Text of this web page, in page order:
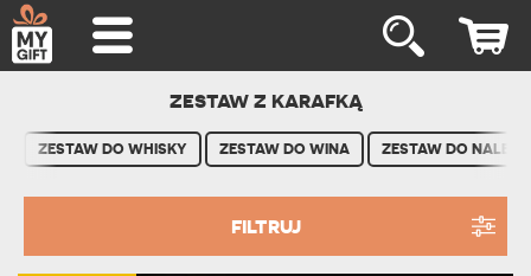
ZESTAW Z KARAFKĄ
ZESTAW DO WHISKY ZESTAW DO WINA ZESTAW DO
FILTRUJ